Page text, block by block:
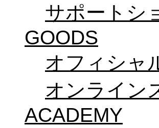
サポートシ
GOODS
オフィシャ
オンライン
ACADEMY